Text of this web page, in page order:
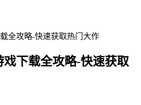
戏下载全攻略-快速获取